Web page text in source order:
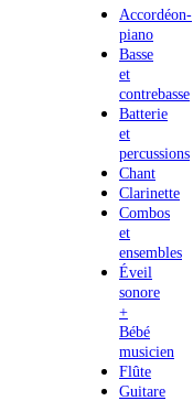
Accordéon-
piano
Basse
et
contrebasse
Batterie
et
percussions
Chant
Clarinette
Combos
et
ensembles
Éveil
sonore
+
Bébé
musicien
Flûte
Guitare